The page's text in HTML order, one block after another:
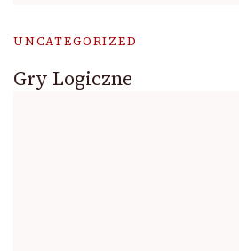
UNCATEGORIZED
Gry Logiczne